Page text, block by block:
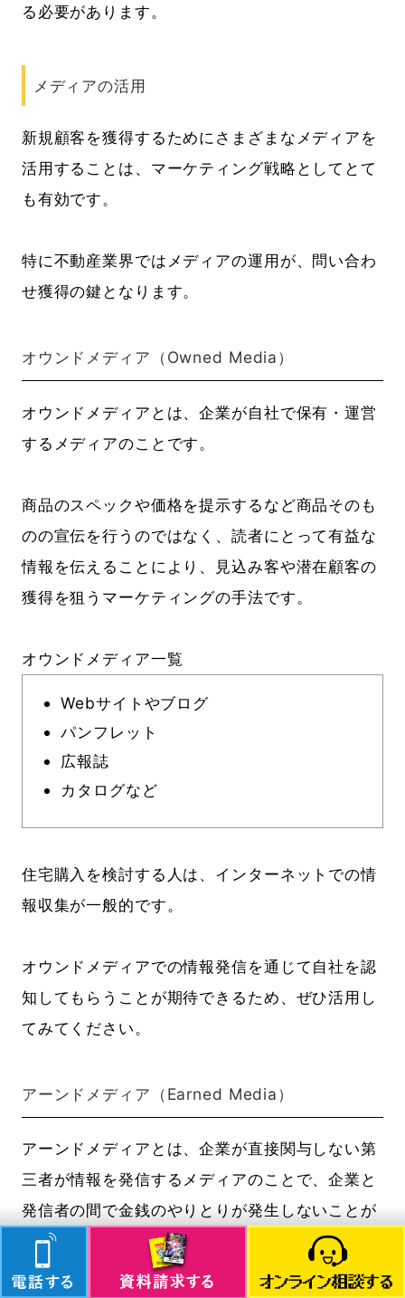
る必要があります。
メディアの活用
新規顧客を獲得するためにさまざまなメディアを
活用することは、マーケティング戦略としてとて
も有効です。
特に不動産業界ではメディアの運用が、問い合わ
せ獲得の鍵となります。
オウンドメディア（Owned Media）
オウンドメディアとは、企業が自社で保有・運営
するメディアのことです。
商品のスペックや価格を提示するなど商品そのも
のの宣伝を行うのではなく、読者にとって有益な
情報を伝えることにより、見込み客や潜在顧客の
獲得を狙うマーケティングの手法です。
オウンドメディア一覧
Webサイトやブログ
パンフレット
広報誌
カタログなど
住宅購入を検討する人は、インターネットでの情
報収集が一般的です。
オウンドメディアでの情報発信を通じて自社を認
知してもらうことが期待できるため、ぜひ活用し
てみてください。
アーンドメディア（Earned Media）
アーンドメディアとは、企業が直接関与しない第
三者が情報を発信するメディアのことで、企業と
発信者の間で金銭のやりとりが発生しないことが
特徴です。